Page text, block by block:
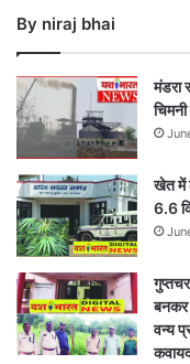
की
गंभीर
By niraj bhai
मंडरा
खेत में
6.6
बनकर
वन्य